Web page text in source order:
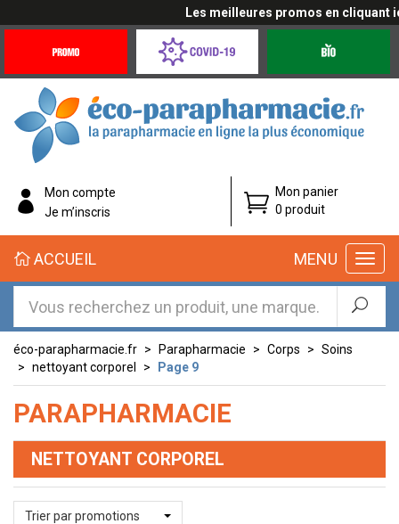
Les meilleures promos en cliquant ici
Offres
Coronavirus
éco-
parapharmacie.fr
éco-
parapharmacie.fr
Mon compte
Je m’inscris
Mon panier
0 produit
MENU
ACCUEIL
éco-parapharmacie.fr Parapharmacie Corps
Soins
nettoyant corporel
Page 9
PARAPHARMACIE
NETTOYANT CORPOREL
Trier par promotions